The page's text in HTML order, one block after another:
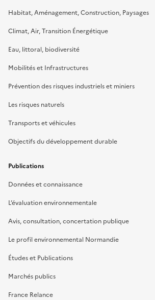
Habitat, Aménagement, Construction, Paysages
Climat, Air, Transition Énergétique
Eau, littoral, biodiversité
Mobilités et Infrastructures
Prévention des risques industriels et miniers
Les risques naturels
Transports et véhicules
Objectifs du développement durable
Publications
Données et connaissance
L’évaluation environnementale
Avis, consultation, concertation publique
Le profil environnemental Normandie
Études et Publications
Marchés publics
France Relance